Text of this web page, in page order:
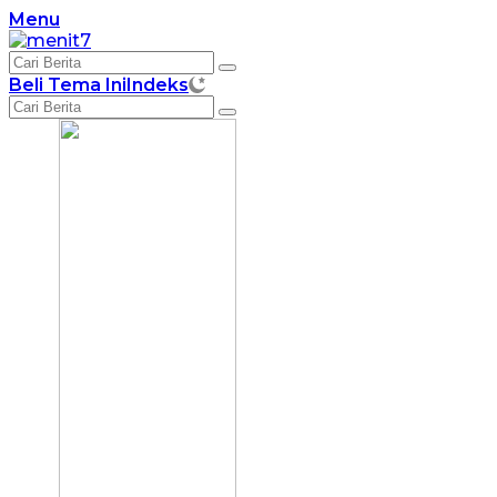
Langsung
ke
konten
Menu
Beli Tema IniIndeks